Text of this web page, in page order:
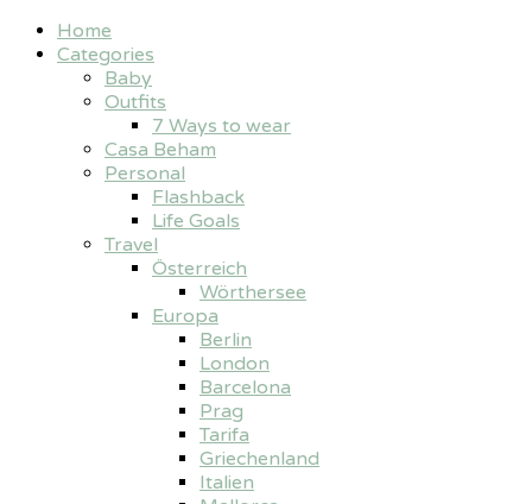
Home
Categories
Baby
Outfits
7 Ways to wear
Casa Beham
Personal
Flashback
Life Goals
Travel
Österreich
Wörthersee
Europa
Berlin
London
Barcelona
Prag
Tarifa
Griechenland
Italien